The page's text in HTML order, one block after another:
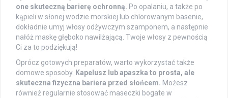
one skuteczną barierę ochronną. Po opalaniu, a także po
kąpieli w słonej wodzie morskiej lub chlorowanym basenie,
dokładnie umyj włosy odżywczym szamponem, a następnie
nałóż maskę głęboko nawilżającą. Twoje włosy z pewnością
Ci za to podziękują!
Oprócz gotowych preparatów, warto wykorzystać także
domowe sposoby. Kapelusz lub apaszka to prosta, ale
skuteczna fizyczna bariera przed słońcem. Możesz
również regularnie stosować maseczki bogate w